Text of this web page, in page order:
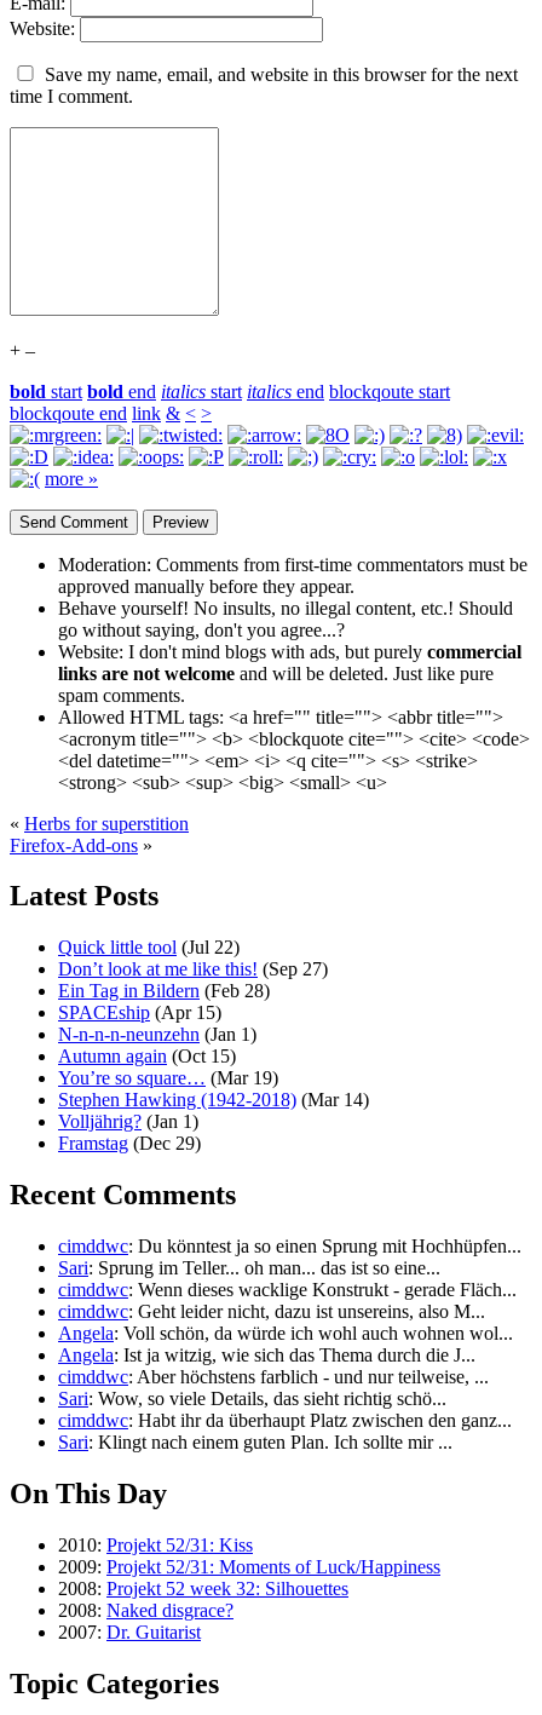
Website:
Save my name, email, and website in this browser for the next
time I comment.
+ –
bold start bold end italics start italics end blockqoute start
blockqoute end link & < >
more »
Moderation: Comments from first-time commentators must be
approved manually before they appear.
Behave yourself! No insults, no illegal content, etc.! Should
go without saying, don't you agree...?
Website: I don't mind blogs with ads, but purely commercial
links are not welcome and will be deleted. Just like pure
spam comments.
Allowed HTML tags: <a href="" title=""> <abbr title="">
<acronym title=""> <b> <blockquote cite=""> <cite> <code>
<del datetime=""> <em> <i> <q cite=""> <s> <strike>
<strong> <sub> <sup> <big> <small> <u>
« Herbs for superstition
Firefox-Add-ons »
Latest Posts
Quick little tool (Jul 22)
Don’t look at me like this! (Sep 27)
Ein Tag in Bildern (Feb 28)
SPACEship (Apr 15)
N-n-n-n-neunzehn (Jan 1)
Autumn again (Oct 15)
You’re so square… (Mar 19)
Stephen Hawking (1942-2018) (Mar 14)
Volljährig? (Jan 1)
Framstag (Dec 29)
Recent Comments
cimddwc: Du könntest ja so einen Sprung mit Hochhüpfen...
Sari: Sprung im Teller... oh man... das ist so eine...
cimddwc: Wenn dieses wacklige Konstrukt - gerade Fläch...
cimddwc: Geht leider nicht, dazu ist unsereins, also M...
Angela: Voll schön, da würde ich wohl auch wohnen wol...
Angela: Ist ja witzig, wie sich das Thema durch die J...
cimddwc: Aber höchstens farblich - und nur teilweise, ...
Sari: Wow, so viele Details, das sieht richtig schö...
cimddwc: Habt ihr da überhaupt Platz zwischen den ganz...
Sari: Klingt nach einem guten Plan. Ich sollte mir ...
On This Day
2010: Projekt 52/31: Kiss
2009: Projekt 52/31: Moments of Luck/Happiness
2008: Projekt 52 week 32: Silhouettes
2008: Naked disgrace?
2007: Dr. Guitarist
Topic Categories